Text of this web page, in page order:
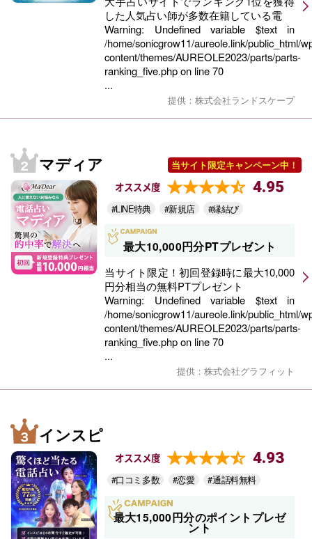
した人気占い師が多数在籍している電
Warning: Undefined variable $text in
/home/sonicgrow11/aureole.link/public_html/
content/themes/AUREOLE2023/parts/parts-
ranking_five.phpon line70
...
提供：株式会社ランドスケープ
マディア 当サイト限定キャンペーン中！
オススメ度 4.95
#LINE特典 #新規店 #縁結び
最大10,000円分PTプレゼント
当サイト限定！初回登録時に最大10,000
円分相当の無料PTプレゼント
Warning: Undefined variable $text in
/home/sonicgrow11/aureole.link/public_html/
content/themes/AUREOLE2023/parts/parts-
ranking_five.phpon line70
...
提供：株式会社グラフィット
インスピ
オススメ度 4.93
#口コミ多数 #恋愛 #通話料無料
最大15,000円分のポイントプレゼ
ント